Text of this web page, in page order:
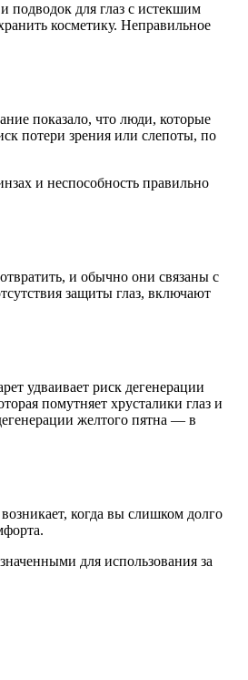
подводок для глаз с истекшим
косметику. Неправильное
показало, что люди, которые
потери зрения или слепоты, по
и неспособность правильно
и обычно они связаны с
защиты глаз, включают
удваивает риск дегенерации
помутняет хрусталики глаз и
желтого пятна — в
когда вы слишком долго
для использования за